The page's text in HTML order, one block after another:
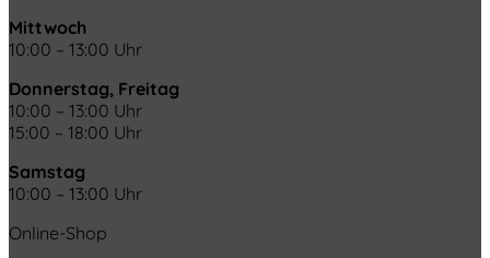
Mittwoch
10:00 – 13:00 Uhr
Donnerstag, Freitag
10:00 – 13:00 Uhr
15:00 – 18:00 Uhr
Samstag
10:00 – 13:00 Uhr
Online-Shop